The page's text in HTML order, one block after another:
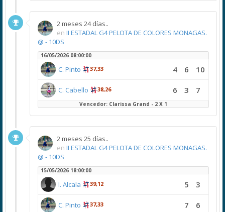
2 meses 24 días..
en II ESTADAL G4 PELOTA DE COLORES MONAGAS.
@ - 10DS
16/05/2026 08:00:00
C. Pinto 37,33 4 6 10
C. Cabello 38,26 6 3 7
Vencedor: Clarissa Grand - 2 X 1
2 meses 25 días..
en II ESTADAL G4 PELOTA DE COLORES MONAGAS.
@ - 10DS
15/05/2026 18:00:00
I. Alcala 39,12 5 3
C. Pinto 37,33 7 6